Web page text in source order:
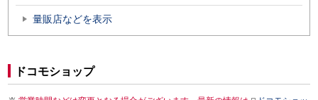
量販店などを表示
ドコモショップ